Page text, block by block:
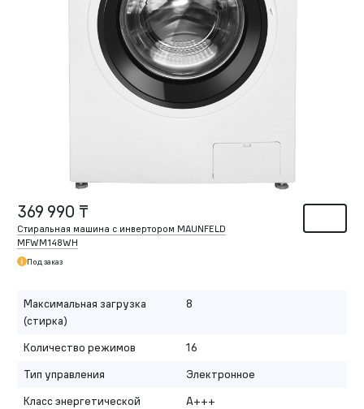
369 990 ₸
Стиральная машина c инвертором MAUNFELD
MFWM148WH
Под заказ
Максимальная загрузка
(стирка)
8
Количество режимов
16
Тип управления
Электронное
Класс энергетической
A+++